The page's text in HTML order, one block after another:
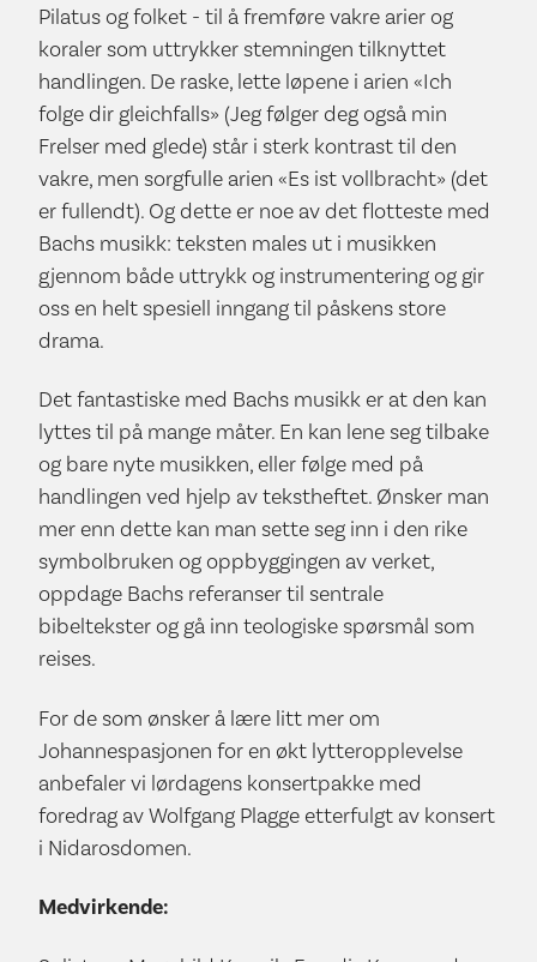
Pilatus og folket - til å fremføre vakre arier og
koraler som uttrykker stemningen tilknyttet
handlingen. De raske, lette løpene i arien «Ich
folge dir gleichfalls» (Jeg følger deg også min
Frelser med glede) står i sterk kontrast til den
vakre, men sorgfulle arien «Es ist vollbracht» (det
er fullendt). Og dette er noe av det flotteste med
Bachs musikk: teksten males ut i musikken
gjennom både uttrykk og instrumentering og gir
oss en helt spesiell inngang til påskens store
drama.
Det fantastiske med Bachs musikk er at den kan
lyttes til på mange måter. En kan lene seg tilbake
og bare nyte musikken, eller følge med på
handlingen ved hjelp av tekstheftet. Ønsker man
mer enn dette kan man sette seg inn i den rike
symbolbruken og oppbyggingen av verket,
oppdage Bachs referanser til sentrale
bibeltekster og gå inn teologiske spørsmål som
reises.
For de som ønsker å lære litt mer om
Johannespasjonen for en økt lytteropplevelse
anbefaler vi lørdagens konsertpakke med
foredrag av Wolfgang Plagge etterfulgt av konsert
i Nidarosdomen.
Medvirkende: